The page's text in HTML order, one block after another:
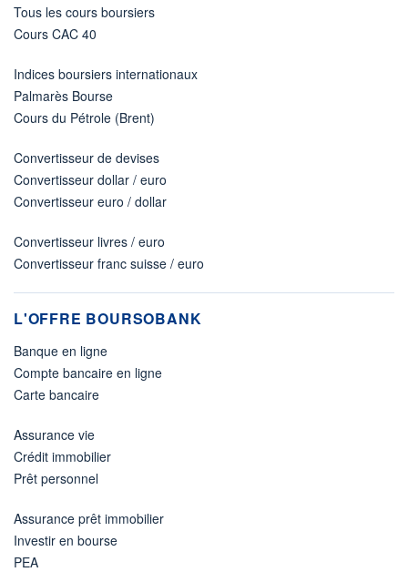
Tous les cours boursiers
Cours CAC 40
Indices boursiers internationaux
Palmarès Bourse
Cours du Pétrole (Brent)
Convertisseur de devises
Convertisseur dollar / euro
Convertisseur euro / dollar
Convertisseur livres / euro
Convertisseur franc suisse / euro
L'OFFRE BOURSOBANK
Banque en ligne
Compte bancaire en ligne
Carte bancaire
Assurance vie
Crédit immobilier
Prêt personnel
Assurance prêt immobilier
Investir en bourse
PEA